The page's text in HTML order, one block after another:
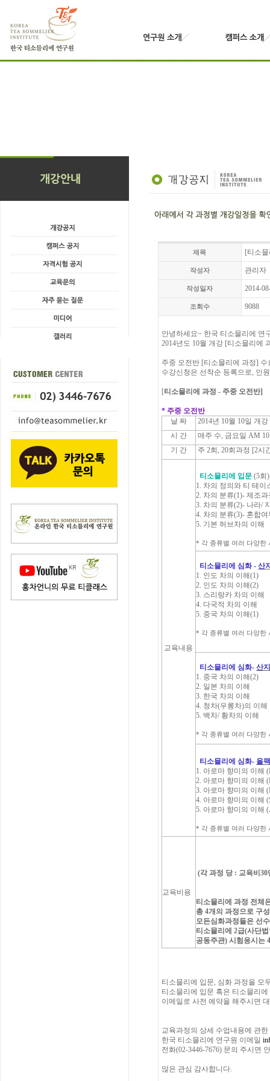
제목 [티소
작성자 관리자
작성일자 2014-
조회수 9088
안녕하세요~ 한국 티소믈리에 연
2014년도 10월 개강 [티소믈리에
주중 오전반 [티소믈리에 과정]
수강신청은 선착순 등록으로, 인
[티소믈리에 과정 - 주중 오전반]
* 주중 오전반
날 짜
2014년 10월 10일 개
시 간
매주 수, 금요일 AM
기 간
주 2회, 20회과정 [2시
교육내용
티소믈리에 입문 (5회)
1. 차의 정의와 티 테이
2. 차의 분류(1)- 제조과
3. 차의 분류(2)- 나라/
4. 차의 분류(3)- 혼합
5. 기본 허브차의 이해
* 각 종류별 여러 다양한
티소믈리에 심화 - 산
1. 인도 차의 이해(1)
2. 인도 차의 이해(2)
3. 스리랑카 차의 이해
4. 다국적 차의 이해
5. 중국 차의 이해(1)
* 각 종류별 여러 다양한
티소믈리에 심화- 산
1. 중국 차의 이해(2)
2. 일본 차의 이해
3. 한국 차의 이해
4. 청차(우롱차)의 이해
5. 백차/ 황차의 이해
* 각 종류별 여러 다양한
티소믈리에 심화- 올
1. 아로마 향미의 이해
2. 아로마 향미의 이해
3. 아로마 향미의 이해
4. 아로마 향미의 이해
5. 아로마 향미의 이해
* 각 종류별 여러 다양한
교육비용
(각 과정 당 : 교육비
티소믈리에 과정 전체
총 4개의 과정으로 구
모든심화과정들은 선
티소믈리에 2급(사단
공동주관) 시험응시는
티소믈리에 입문, 심화 과정을 모
티소믈리에 입문 혹은 티소믈리
이메일로 사전 예약을 해주시면
교육과정의 상세 수업내용에 관
한국 티소믈리에 연구원 이메일
전화(02-3446-7676) 문의 주시면
많은 관심 감사합니다.